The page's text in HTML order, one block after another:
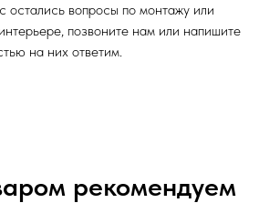
остались вопросы по монтажу или
позвоните нам или напишите
на них ответим.
рекомендуем